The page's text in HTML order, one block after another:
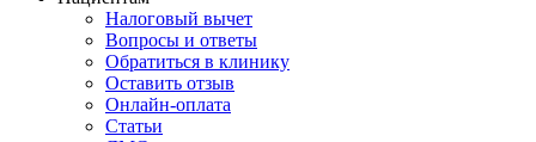
Налоговый вычет
Вопросы и ответы
Обратиться в клинику
Оставить отзыв
Онлайн-оплата
Статьи